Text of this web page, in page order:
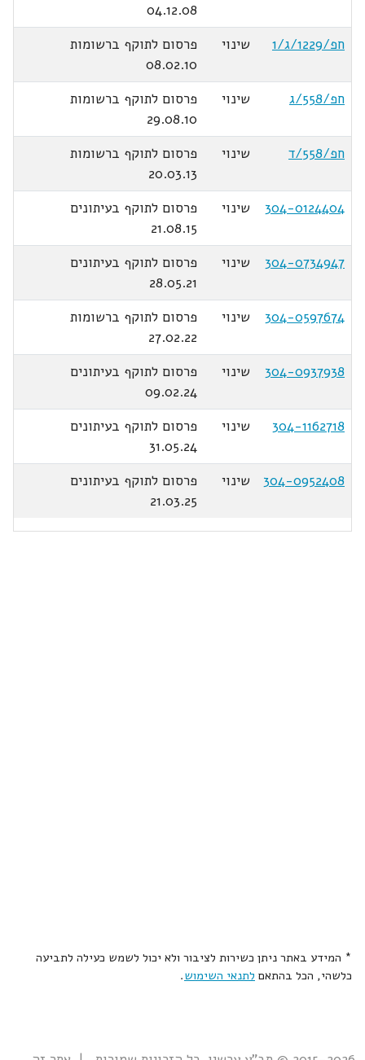
04.12.08
חפ/1229/ג/1
שינוי
פרסום לתוקף ברשומות
08.02.10
חפ/558/ג
שינוי
פרסום לתוקף ברשומות
29.08.10
חפ/558/ד
שינוי
פרסום לתוקף ברשומות
20.03.13
304-0124404
שינוי
פרסום לתוקף בעיתונים
21.08.15
304-0734947
שינוי
פרסום לתוקף בעיתונים
28.05.21
304-0597674
שינוי
פרסום לתוקף ברשומות
27.02.22
304-0937938
שינוי
פרסום לתוקף בעיתונים
09.02.24
304-1162718
שינוי
פרסום לתוקף בעיתונים
31.05.24
304-0952408
שינוי
פרסום לתוקף בעיתונים
21.03.25
* המידע באתר ניתן כשירות לציבור ולא יכול לשמש כעילה לתביעה
כלשהי, הכל בהתאם לתנאי השימוש.